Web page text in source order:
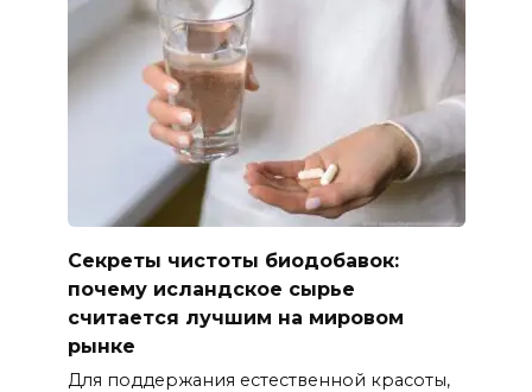
Секреты чистоты биодобавок:
почему исландское сырье
считается лучшим на мировом
рынке
Для поддержания естественной красоты,